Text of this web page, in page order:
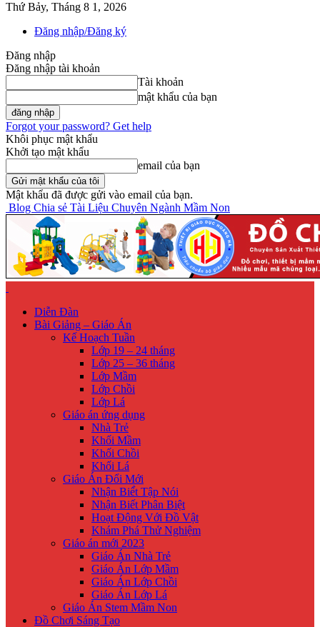
Thứ Bảy, Tháng 8 1, 2026
Đăng nhập/Đăng ký
Đăng nhập
Đăng nhập tài khoản
Tài khoản
mật khẩu của bạn
Forgot your password? Get help
Khôi phục mật khẩu
Khởi tạo mật khẩu
email của bạn
Mật khẩu đã được gửi vào email của bạn.
Blog Chia sẻ Tài Liệu Chuyên Ngành Mầm Non
Diễn Đàn
Bài Giảng – Giáo Án
Kế Hoạch Tuần
Lớp 19 – 24 tháng
Lớp 25 – 36 tháng
Lớp Mầm
Lớp Chồi
Lớp Lá
Giáo án ứng dụng
Nhà Trẻ
Khối Mầm
Khối Chồi
Khối Lá
Giáo Án Đổi Mới
Nhận Biế́t Tập Nói
Nhận Biết Phân Biệt
Hoạt Động Với Đồ Vật
Khám Phá Thử Nghiệm
Giáo án mới 2023
Giáo Án Nhà Trẻ
Giáo Án Lớp Mầm
Giáo Án Lớp Chồi
Giáo Án Lớp Lá
Giáo Án Stem Mầm Non
Đồ Chơi Sáng Tạo